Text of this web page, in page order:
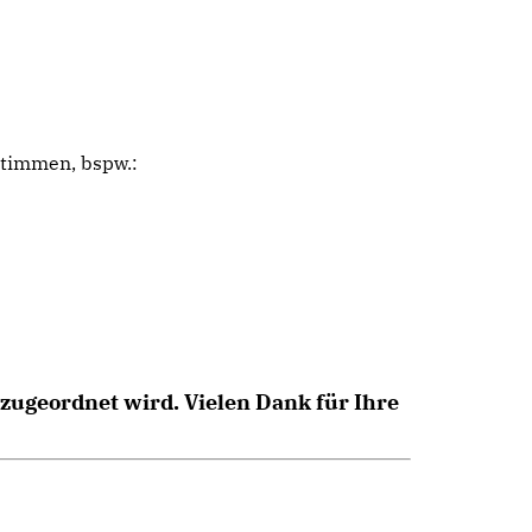
bspw.:
wird. Vielen Dank für Ihre